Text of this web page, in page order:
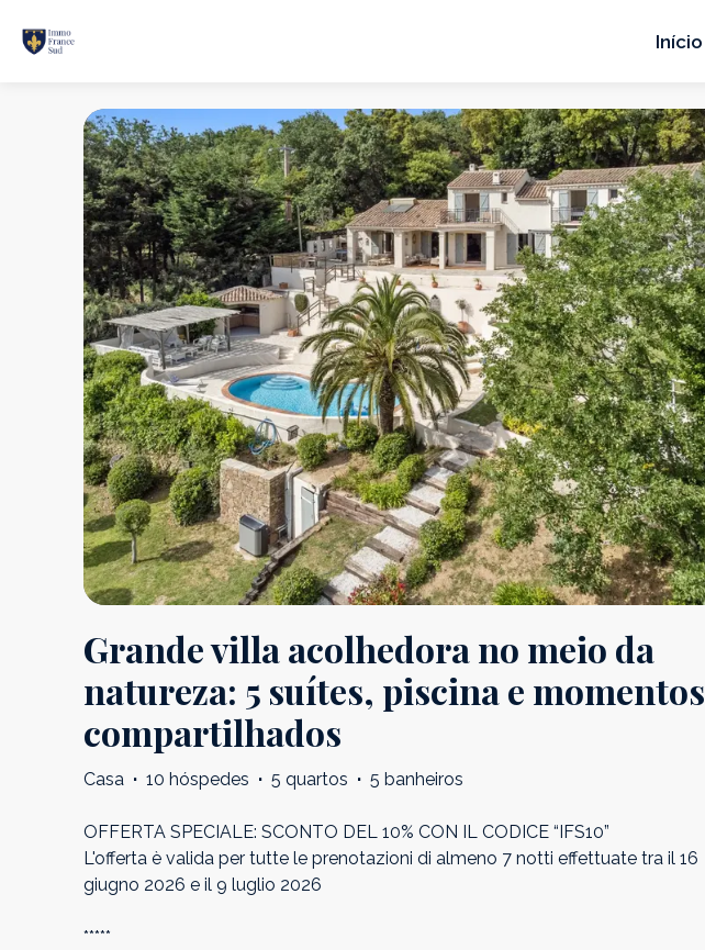
Início
Grande villa acolhedora no meio da
natureza: 5 suítes, piscina e momentos
compartilhados
Casa · 10 hóspedes · 5 quartos · 5 banheiros
OFFERTA SPECIALE: SCONTO DEL 10% CON IL CODICE “IFS10”
L'offerta è valida per tutte le prenotazioni di almeno 7 notti effettuate tra il 16
giugno 2026 e il 9 luglio 2026
*****